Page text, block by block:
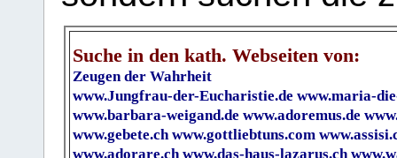
Suche in den kath. Webseiten von:
Zeugen der Wahrheit
www.Jungfrau-der-Eucharistie.de www.maria-
www.barbara-weigand.de www.adoremus.de
www.gebete.ch www.gottliebtuns.com
www.adorare.ch www.das-haus-lazarus.ch